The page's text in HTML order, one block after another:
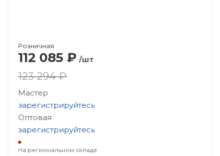
Розничная
112 085 ₽ /шт
123 294 ₽
Мастер
зарегистрируйтесь
Оптовая
зарегистрируйтесь
На региональном складе